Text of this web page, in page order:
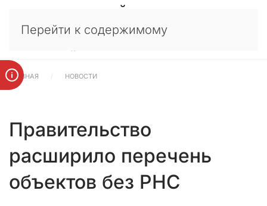
Перейти к содержимому
ГЛАВНАЯ НОВОСТИ
Правительство
расширило перечень
объектов без РНС
×
в
е
к
и
е
н